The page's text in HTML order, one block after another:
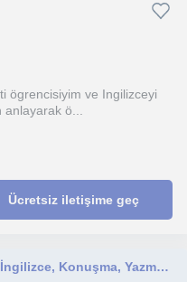
ögrencisiyim ve Ingilizceyi
ö...
Ücretsiz iletişime geç
Ortaokul, Lise, Üniversite, Genel İngilizce, Konuşma, Yazma, Sınav Hazırlık